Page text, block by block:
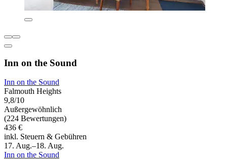
Inn on the Sound
Inn on the Sound
Falmouth Heights
9,8/10
Außergewöhnlich
(224 Bewertungen)
436 €
inkl. Steuern & Gebühren
17. Aug.–18. Aug.
Inn on the Sound